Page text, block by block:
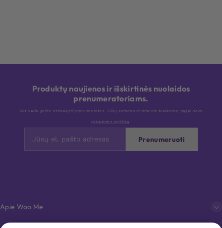
Produktų naujienos ir išskirtinės nuolaidos
prenumeratoriams.
Bet kada galite atsisakyti prenumeratos. Jūsų asmens duomenis tvarkome pagal savo
privatumo politiką .
Prenumeruoti
Apie Woo Me